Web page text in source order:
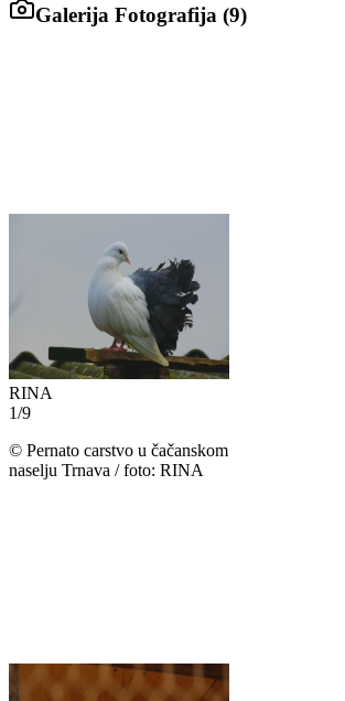
Galerija Fotografija (9)
RINA
1/9
© Pernato carstvo u čačanskom
naselju Trnava / foto: RINA